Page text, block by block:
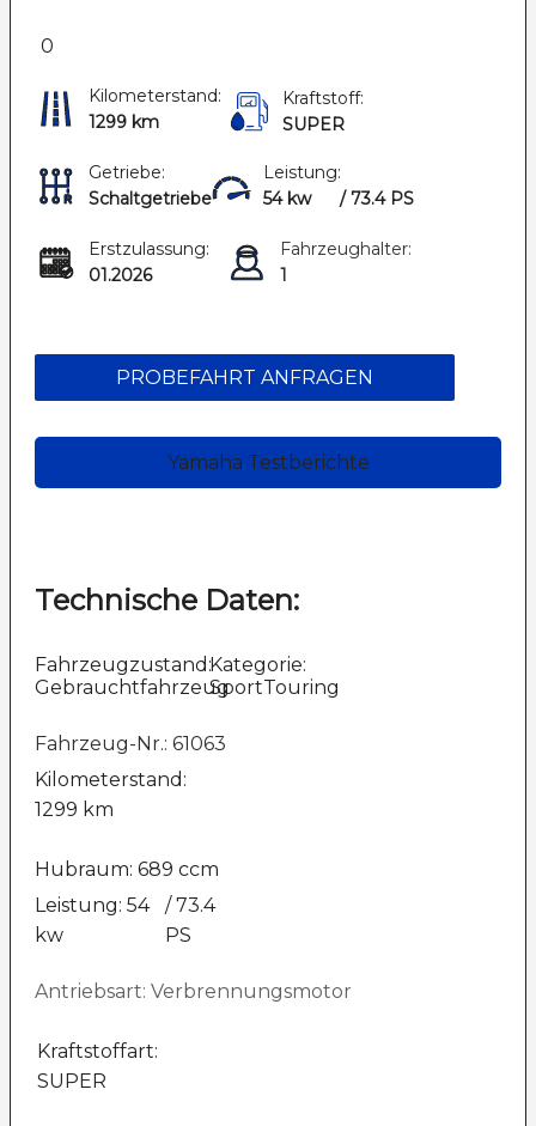
0
Kilometerstand:
1299 km
Kraftstoff:
SUPER
Getriebe:
Schaltgetriebe
Leistung:
54 kw
/ 73.4 PS
Erstzulassung:
01.2026
Fahrzeughalter:
1
PROBEFAHRT ANFRAGEN
Yamaha Testberichte
Technische Daten:
Fahrzeugzustand:
Gebrauchtfahrzeug
Kategorie:
SportTouring
Fahrzeug-Nr.: 61063
Kilometerstand:
1299 km
Hubraum: 689 ccm
Leistung: 54
kw
/ 73.4
PS
Antriebsart: Verbrennungsmotor
Kraftstoffart:
SUPER